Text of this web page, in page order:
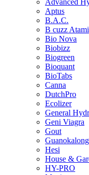
Advanced
Aptus
B.A.C.
B cuzz Atami
Bio Nova
Biobizz
Biogreen
Bioquant
BioTabs
Canna
DutchPro
Ecolizer
General
Geni Viagra
Gout
Guanokalong
Hesi
House &
HY-PRO